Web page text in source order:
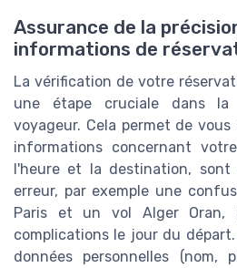
Assurance de la
informations de
La vérification de votre
une étape cruciale dans
voyageur. Cela permet de
informations concernant
l'heure et la destination, sont
erreur, par exemple une
Paris et un vol Alger Oran,
complications le jour du
données personnelles (nom,